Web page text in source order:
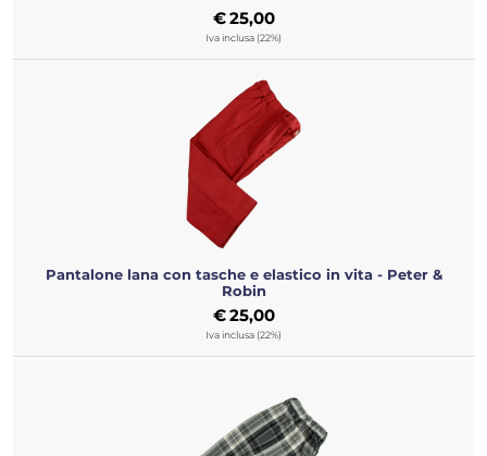
€25,00
Iva inclusa (22%)
Pantalone lana con tasche e elastico in vita - Peter &
Robin
€25,00
Iva inclusa (22%)